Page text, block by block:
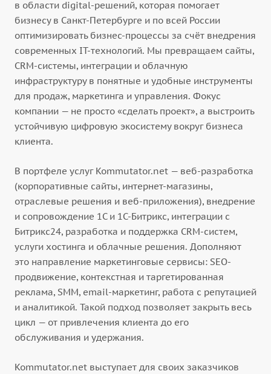
в области digital-решений, которая помогает
бизнесу в Санкт-Петербурге и по всей России
оптимизировать бизнес-процессы за счёт внедрения
современных IT-технологий. Мы превращаем сайты,
CRM-системы, интеграции и облачную
инфраструктуру в понятные и удобные инструменты
для продаж, маркетинга и управления. Фокус
компании — не просто «сделать проект», а выстроить
устойчивую цифровую экосистему вокруг бизнеса
клиента.
В портфеле услуг Kommutator.net — веб-разработка
(корпоративные сайты, интернет-магазины,
отраслевые решения и веб-приложения), внедрение
и сопровождение 1С и 1С-Битрикс, интеграции с
Битрикс24, разработка и поддержка CRM-систем,
услуги хостинга и облачные решения. Дополняют
это направление маркетинговые сервисы: SEO-
продвижение, контекстная и таргетированная
реклама, SMM, email-маркетинг, работа с репутацией
и аналитикой. Такой подход позволяет закрыть весь
цикл — от привлечения клиента до его
обслуживания и удержания.
Kommutator.net выступает для своих заказчиков